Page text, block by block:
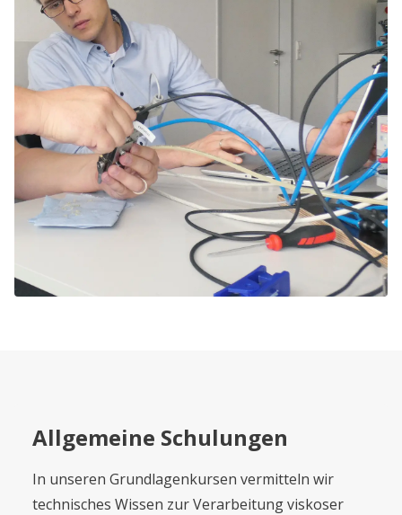
Allgemeine Schulungen
In unseren Grundlagenkursen vermitteln wir
technisches Wissen zur Verarbeitung viskoser